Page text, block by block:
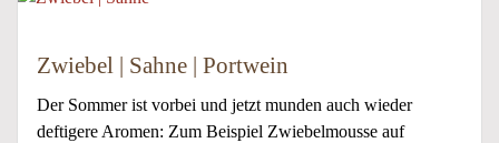
Zwiebel | Sahne | Portwein
Der Sommer ist vorbei und jetzt munden auch wieder
deftigere Aromen: Zum Beispiel Zwiebelmousse auf